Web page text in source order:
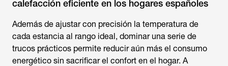
calefacción eficiente en los hogares españoles
Además de ajustar con precisión la temperatura de
cada estancia al rango ideal, dominar una serie de
trucos prácticos permite reducir aún más el consumo
energético sin sacrificar el confort en el hogar. A